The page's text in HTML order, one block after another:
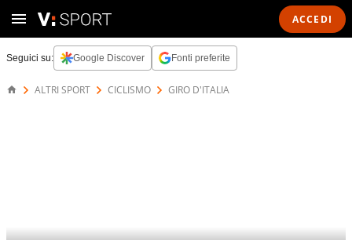
ACCEDI
Seguici su: Google Discover Fonti preferite
ALTRI SPORT CICLISMO GIRO D'ITALIA